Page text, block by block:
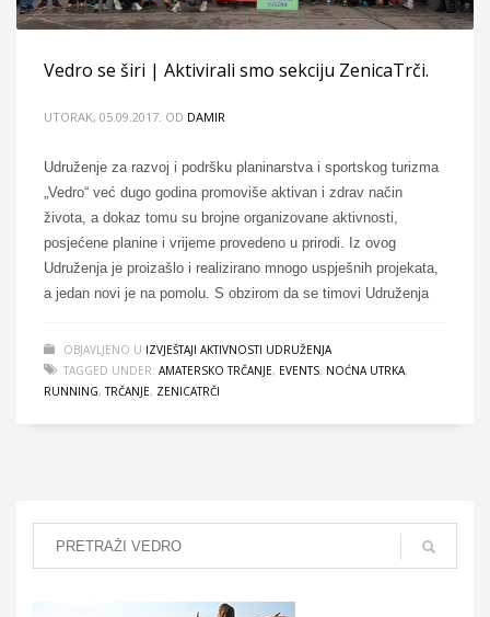
Vedro se širi | Aktivirali smo sekciju ZenicaTrči.
UTORAK, 05.09.2017. OD DAMIR
Udruženje za razvoj i podršku planinarstva i sportskog turizma
„Vedro“ već dugo godina promoviše aktivan i zdrav način
života, a dokaz tomu su brojne organizovane aktivnosti,
posjećene planine i vrijeme provedeno u prirodi. Iz ovog
Udruženja je proizašlo i realizirano mnogo uspješnih projekata,
a jedan novi je na pomolu. S obzirom da se timovi Udruženja
OBJAVLJENO U IZVJEŠTAJI AKTIVNOSTI UDRUŽENJA
TAGGED UNDER: AMATERSKO TRČANJE, EVENTS, NOĆNA UTRKA,
RUNNING,TRČANJE, ZENICATRČI